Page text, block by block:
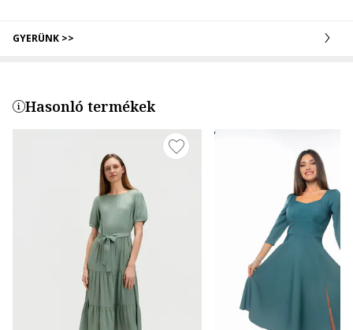
GYERÜNK >>
Hasonló termékek